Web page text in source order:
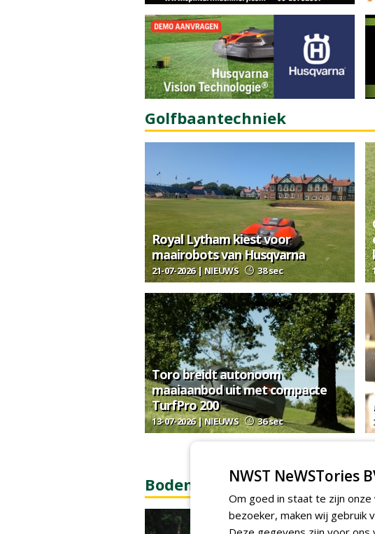
Golfbaantechniek
Royal Lytham kiest voor
maairobots van Husqvarna
21-07-2026 | NIEUWS 38 sec
Toro breidt autonoom
maaiaanbod uit met compacte
TurfPro 200
13-07-2026 | NIEUWS 36 sec
Bodem & bodembiologie
NWST NeWSTories
Om goed in staat te zijn
bezoeker, maken wij gebruik